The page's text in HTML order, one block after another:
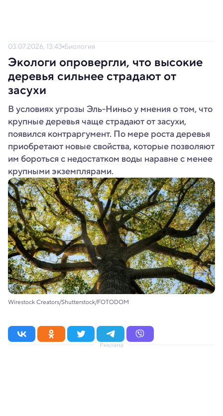
03.07.2026, 13:43 Биология
Экологи опровергли, что высокие
деревья сильнее страдают от
засухи
В условиях угрозы Эль-Ниньо у мнения о том, что
крупные деревья чаще страдают от засухи,
появился контраргумент. По мере роста деревья
приобретают новые свойства, которые позволяют
им бороться с недостатком воды наравне с менее
крупными экземплярами.
Wirestock Creators/Shutterstock/FOTODOM
Реклама